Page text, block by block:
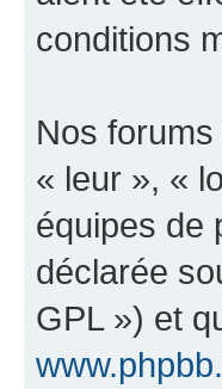
conditions
Nos
« leur », «
équipes de
déclarée
GPL ») et